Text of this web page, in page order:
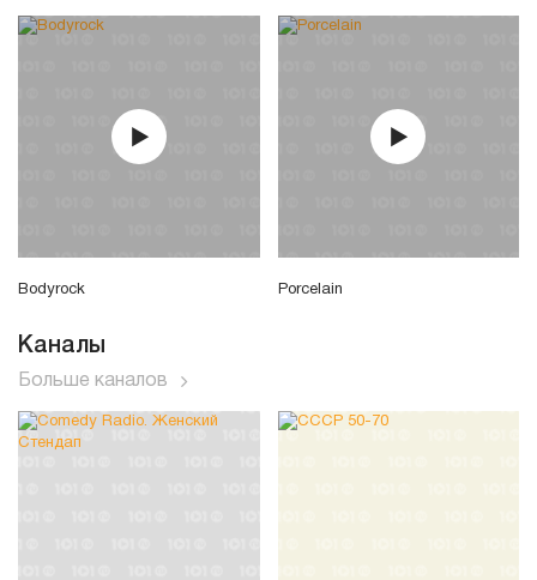
Bodyrock Porcelain
Каналы
Больше каналов